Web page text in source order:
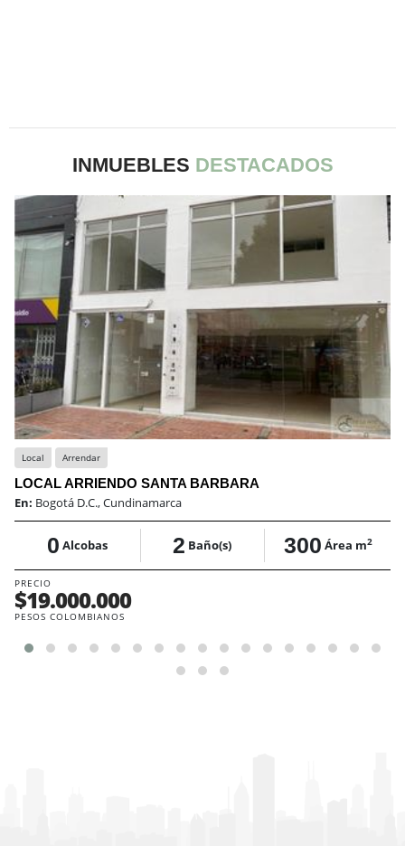
INMUEBLES DESTACADOS
Local Arrendar
LOCAL ARRIENDO SANTA BARBARA
En: Bogotá D.C., Cundinamarca
0 Alcobas 2 Baño(s) 300 Área m2
PRECIO
$19.000.000
PESOS COLOMBIANOS